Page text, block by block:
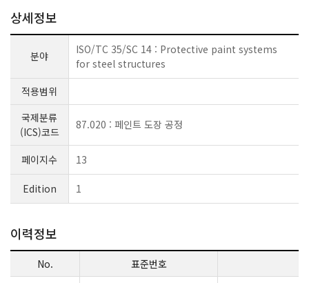
상세정보
분야
ISO/TC 35/SC 14 : Protective paint systems
for steel structures
적용범위
국제분류
(ICS)코드
87.020 : 페인트 도장 공정
페이지수 13
Edition 1
이력정보
No. 표준번호